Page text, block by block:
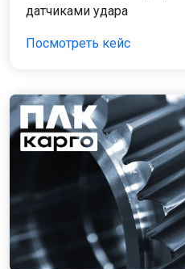
датчиками удара
Посмотреть кейс